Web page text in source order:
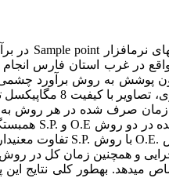
نرم­افزار Sample point در
در غرب استان فارس
پوشش به روش برآورد
ستادی نیز با استفاده از نرم افزار
زمان صرف شده در هر روش
در دو روش O.Eو S.P.
O.E.با روش S.P.
و همچنین زمان کل در روش
می­دهد. به­طور کلی نتایج